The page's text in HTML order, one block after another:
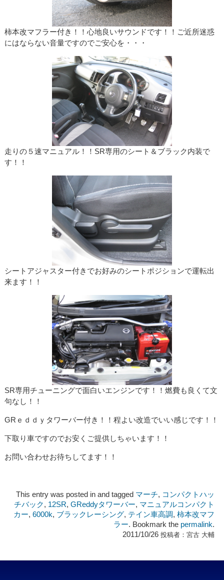
柿本改マフラー付き！！心地良いサウンドです！！ご近所迷惑
にはならない音量ですのでご安心を・・・
走りの５速マニュアル！！SR専用のシート＆ブラック内装で
す！！
シートアジャスター付きでお好みのシートポジションで運転出
来ます！！
SR専用チューニングで面白いエンジンです！！燃費も良くて文
句なし！！
GRｅｄｄｙタワーバー付き！！程よい改造でいい感じです！！
下取り車ですのでお安くご提供しちゃいます！！
お問い合わせお待ちしてます！！
This entry was posted in and tagged マーチ, コンパクトハッ
チバック, 12SR,GReddyタワーバー, マニュアルコンパクト
カー,6000k, ブラックレーシング, テイン車高調,柿本改マフ
ラー. Bookmark the permalink.
2011/10/26 投稿者：宮古 大輔